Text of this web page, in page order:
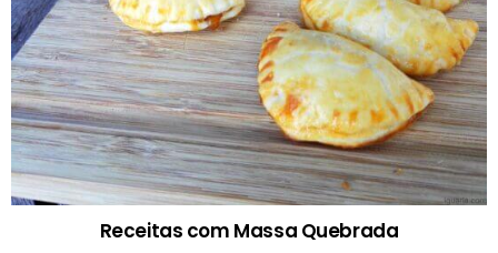
Receitas com Massa Quebrada